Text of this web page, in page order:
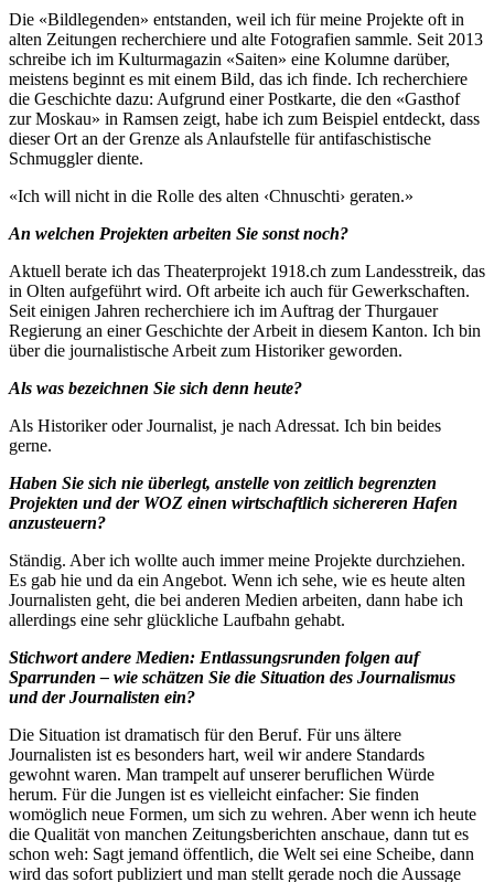
Die «Bildlegenden» entstanden, weil ich für meine Projekte oft in
alten Zeitungen recherchiere und alte Fotografien sammle. Seit 2013
schreibe ich im Kulturmagazin «Saiten» eine Kolumne darüber,
meistens beginnt es mit einem Bild, das ich finde. Ich recherchiere
die Geschichte dazu: Aufgrund einer Postkarte, die den «Gasthof
zur Moskau» in Ramsen zeigt, habe ich zum Beispiel entdeckt, dass
dieser Ort an der Grenze als Anlaufstelle für anti­faschistische
Schmuggler diente.
«Ich will nicht in die Rolle des alten ‹Chnuschti› geraten.»
An welchen Projekten arbeiten Sie sonst noch?
Aktuell berate ich das Theaterprojekt 1918.ch zum Landesstreik, das
in Olten aufgeführt wird. Oft arbeite ich auch für Gewerkschaften.
Seit einigen Jahren recherchiere ich im Auftrag der Thurgauer
Regierung an einer Geschichte der Arbeit in diesem Kanton. Ich bin
über die journalistische Arbeit zum Historiker geworden.
Als was bezeichnen Sie sich denn heute?
Als Historiker oder Journalist, je nach Adressat. Ich bin beides
gerne.
Haben Sie sich nie überlegt, anstelle von zeitlich begrenzten
Projekten und der WOZ einen wirtschaftlich sichereren Hafen
anzusteuern?
Ständig. Aber ich wollte auch immer meine Projekte durchziehen.
Es gab hie und da ein Angebot. Wenn ich sehe, wie es heute alten
Journalisten geht, die bei anderen Medien arbeiten, dann habe ich
allerdings eine sehr glückliche Laufbahn gehabt.
Stichwort andere Medien: Entlassungsrunden folgen auf
Sparrunden – wie schätzen Sie die Situation des Journalismus
und der Journalisten ein?
Die Situation ist dramatisch für den Beruf. Für uns ältere
Journalisten ist es besonders hart, weil wir andere Standards
gewohnt waren. Man trampelt auf unserer beruflichen Würde
herum. Für die Jungen ist es vielleicht einfacher: Sie finden
womöglich neue Formen, um sich zu wehren. Aber wenn ich heute
die Qualität von manchen Zeitungsberichten anschaue, dann tut es
schon weh: Sagt jemand öffentlich, die Welt sei eine Scheibe, dann
wird das sofort publiziert und man stellt gerade noch die Aussage